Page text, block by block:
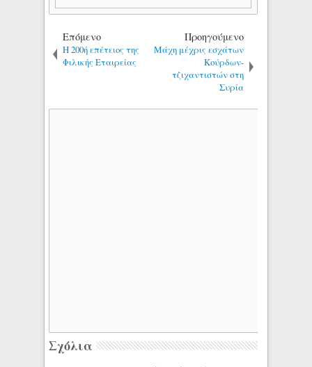
Επόμενο
Η 200ή επέτειος της
Φιλικής Εταιρείας
Προηγούμενο
Μάχη μέχρις εσχάτων
Κούρδων-
τζιχαντιστών στη
Συρία
Σχόλια